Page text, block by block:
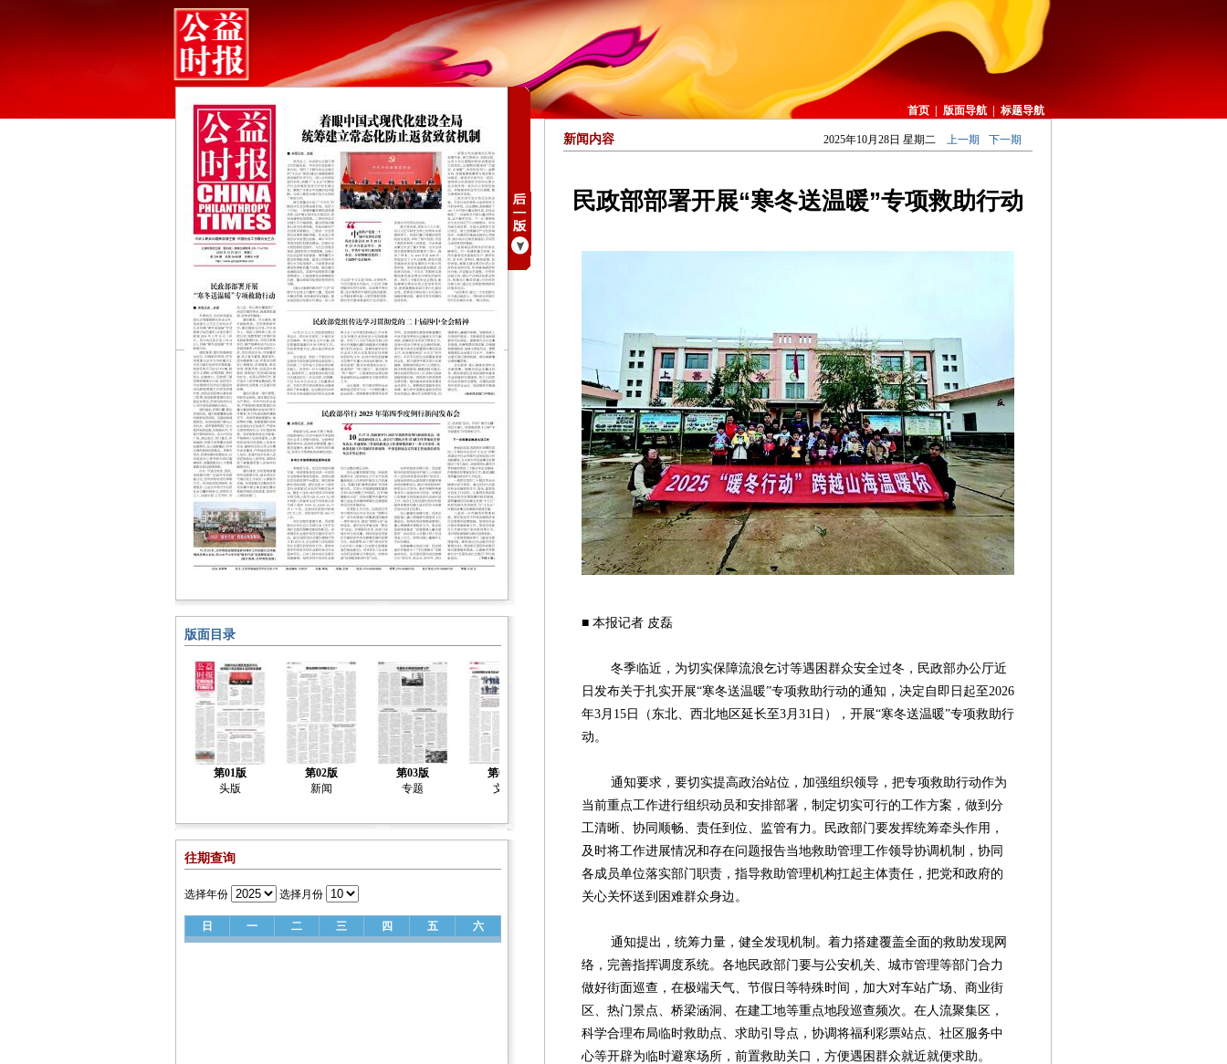
首页 版面导航 标题导航
版面目录
第01版
头版
第02版
新闻
第03版
专题
第04版
文化
往期查询
选择年份 选择月份
日 一 二 三 四 五 六
新闻内容 2025年10月28日 星期二 上一期 下一期
民政部部署开展“寒冬送温暖”专项救助行动
■ 本报记者 皮磊
冬季临近，为切实保障流浪乞讨等遇困群众安全过冬，民政部办公厅近
日发布关于扎实开展“寒冬送温暖”专项救助行动的通知，决定自即日起至2026
年3月15日（东北、西北地区延长至3月31日），开展“寒冬送温暖”专项救助行
动。
通知要求，要切实提高政治站位，加强组织领导，把专项救助行动作为
当前重点工作进行组织动员和安排部署，制定切实可行的工作方案，做到分
工清晰、协同顺畅、责任到位、监管有力。民政部门要发挥统筹牵头作用，
及时将工作进展情况和存在问题报告当地救助管理工作领导协调机制，协同
各成员单位落实部门职责，指导救助管理机构扛起主体责任，把党和政府的
关心关怀送到困难群众身边。
通知提出，统筹力量，健全发现机制。着力搭建覆盖全面的救助发现网
络，完善指挥调度系统。各地民政部门要与公安机关、城市管理等部门合力
做好街面巡查，在极端天气、节假日等特殊时间，加大对车站广场、商业街
区、热门景点、桥梁涵洞、在建工地等重点地段巡查频次。在人流聚集区，
科学合理布局临时救助点、求助引导点，协调将福利彩票站点、社区服务中
心等开辟为临时避寒场所，前置救助关口，方便遇困群众就近就便求助。